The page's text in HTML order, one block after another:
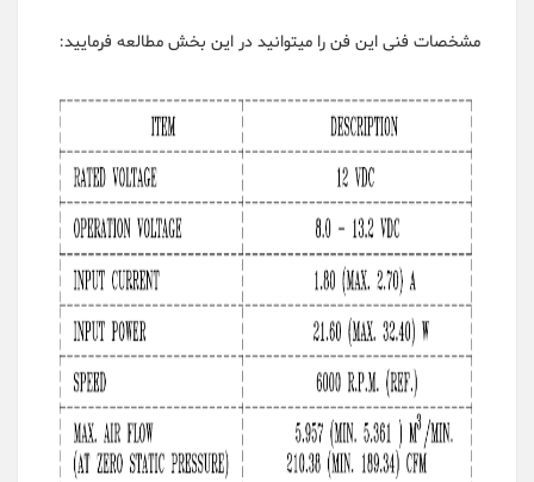
مشخصات فنی این فن را میتوانید در این بخش مطالعه فرمایید: